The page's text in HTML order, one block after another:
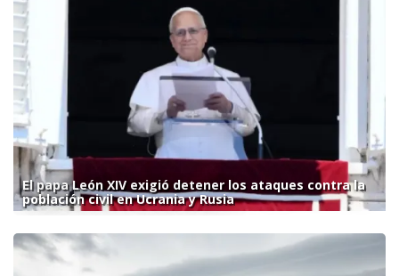
El papa León XIV exigió detener los ataques contra la
población civil en Ucrania y Rusia